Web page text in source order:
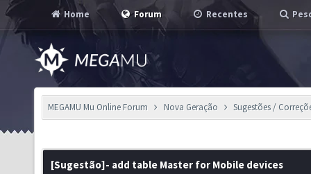
Home Forum Recentes
MEGAMU Mu Online Forum Nova Geração Sugestões /
[Sugestão]- add table Master for Mobile devices